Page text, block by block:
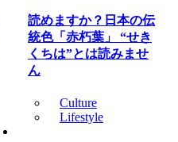
読めますか？日本の伝
統色「赤朽葉」 “せき
くちは”とは読みませ
ん
Culture
Lifestyle